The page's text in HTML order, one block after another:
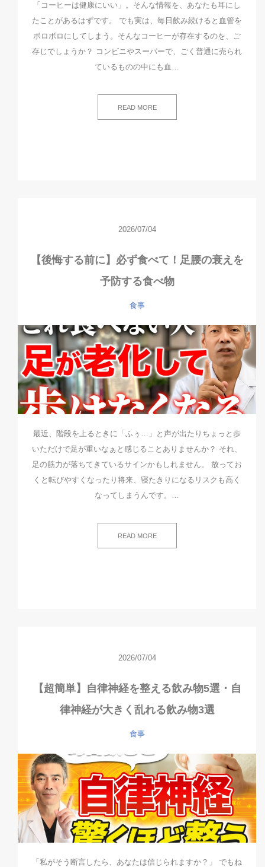
「コーヒーは健康にいい」。そんな情報を、あなたも耳にし
たことがあるはずです。 でも実は、毎日飲み続けると血管を
ボロボロにしてしまう。そんなコーヒーが存在するのを、ご
存じでしょうか？ コンビニやスーパーで、ごく普通に売られ
ているものの中にも血…
READ MORE
2026/07/04
【後悔する前に】必ず食べて！足腰の衰えを
予防する食べ物
食事
最近、階段を上るときに「ふぅ…」と声が出たりちょっと歩
いただけで足が重いなぁと感じることありませんか？ それ、
足の筋力が落ちてきているサインかもしれません。 放ってお
くと転びやすくなったり将来、寝たきりになるリスクも高く
なってしまうんです。…
READ MORE
2026/07/04
【超簡単】自律神経を整える飲み物5選・自
律神経が大きく乱れる飲み物3選
食事
「私がそう断言したら、あなたは信じられますか？」 でもね